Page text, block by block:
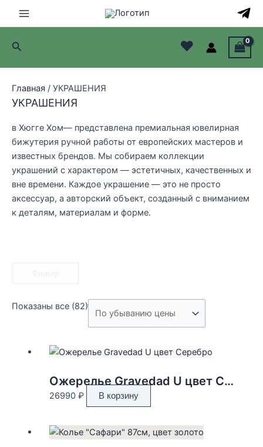
Main
Menu
Поиск ♥
Главная / УКРАШЕНИЯ
УКРАШЕНИЯ
в Хюгге Хом— представлена премиальная ювелирная
бижутерия ручной работы от европейских мастеров и
известных брендов. Мы собираем коллекции
украшений с характером — эстетичных, качественных и
вне времени. Каждое украшение — это не просто
аксессуар, а авторский объект, созданный с вниманием
к деталям, материалам и форме.
Показаны все (82)
по
Ожерелье Gravedad U цвет Серебро
26990 ₽ В корзину